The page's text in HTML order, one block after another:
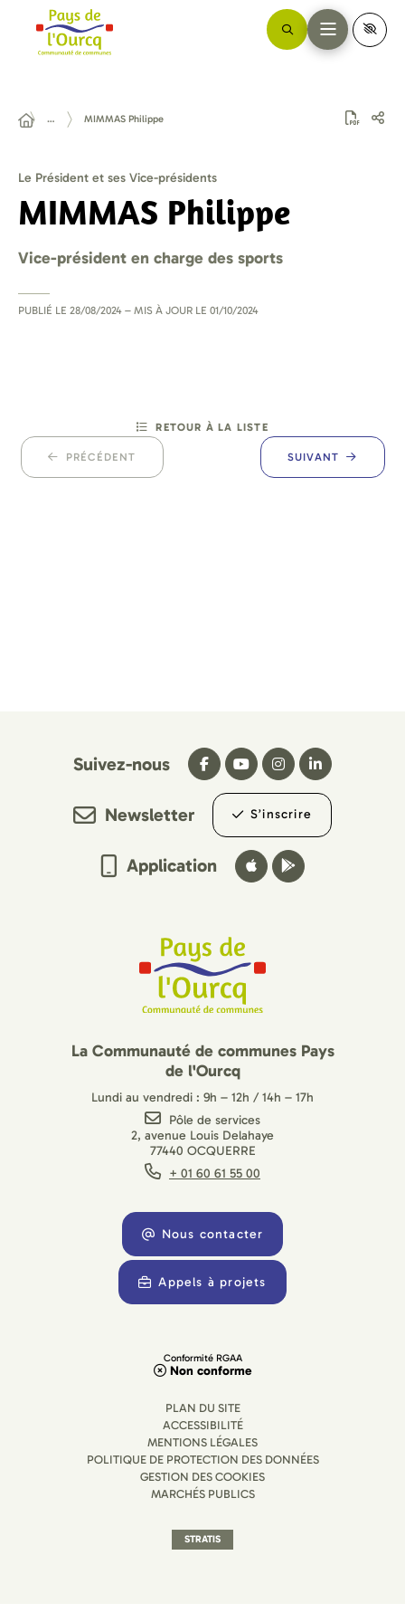
… MIMMAS Philippe
Le Président et ses Vice-présidents
MIMMAS Philippe
Vice-président en charge des sports
PUBLIÉ LE 28/08/2024 – MIS À JOUR LE 01/10/2024
PRÉCÉDENT
RETOUR À LA LISTE
SUIVANT
Suivez-nous
Newsletter S’inscrire
Application
La Communauté de communes Pays
de l'Ourcq
Lundi au vendredi : 9h – 12h / 14h – 17h
Pôle de services
2, avenue Louis Delahaye
77440 OCQUERRE
+ 01 60 61 55 00
Nous contacter
Appels à projets
Conformité RGAA
Non conforme
PLAN DU SITE
ACCESSIBILITÉ
MENTIONS LÉGALES
POLITIQUE DE PROTECTION DES DONNÉES
GESTION DES COOKIES
MARCHÉS PUBLICS
STRATIS